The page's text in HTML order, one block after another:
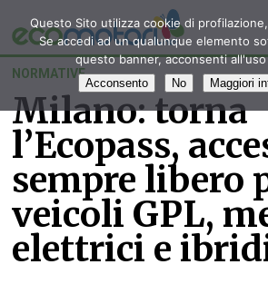
NORMATIVE
Milano: torna
l’Ecopass,
sempre libero
veicoli GPL,
elettrici e
Questo Sito utilizza cookie di
Se accedi ad un qualunque elemento
questo banner, acconsenti
Acconsento No Maggiori